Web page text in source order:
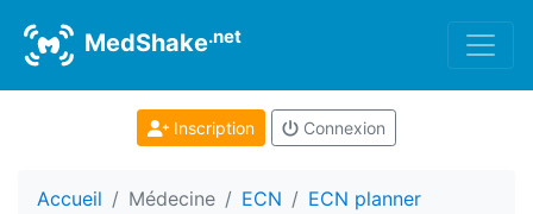
MedShake.net
Inscription Connexion
Accueil Médecine ECN
ECN planner